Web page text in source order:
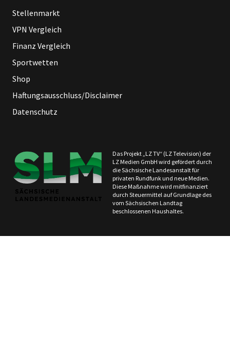
Stellenmarkt
VPN Vergleich
Finanz Vergleich
Sportwetten
Shop
Haftungsausschluss/Disclaimer
Datenschutz
Das Projekt „LZ TV“ (LZ Television) der
LZ Medien GmbH wird gefördert durch
die Sächsische Landesanstalt für
privaten Rundfunk und neue Medien.
Diese Maßnahme wird mitfinanziert
durch Steuermittel auf Grundlage des
vom Sächsischen Landtag
beschlossenen Haushaltes.